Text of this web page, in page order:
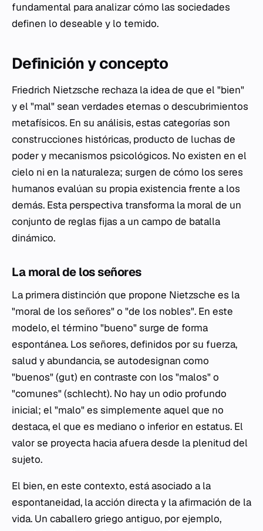
fundamental para analizar cómo las sociedades
definen lo deseable y lo temido.
Definición y concepto
Friedrich Nietzsche rechaza la idea de que el "bien"
y el "mal" sean verdades eternas o descubrimientos
metafísicos. En su análisis, estas categorías son
construcciones históricas, producto de luchas de
poder y mecanismos psicológicos. No existen en el
cielo ni en la naturaleza; surgen de cómo los seres
humanos evalúan su propia existencia frente a los
demás. Esta perspectiva transforma la moral de un
conjunto de reglas fijas a un campo de batalla
dinámico.
La moral de los señores
La primera distinción que propone Nietzsche es la
"moral de los señores" o "de los nobles". En este
modelo, el término "bueno" surge de forma
espontánea. Los señores, definidos por su fuerza,
salud y abundancia, se autodesignan como
"buenos" (gut) en contraste con los "malos" o
"comunes" (schlecht). No hay un odio profundo
inicial; el "malo" es simplemente aquel que no
destaca, el que es mediano o inferior en estatus. El
valor se proyecta hacia afuera desde la plenitud del
sujeto.
El bien, en este contexto, está asociado a la
espontaneidad, la acción directa y la afirmación de la
vida. Un caballero griego antiguo, por ejemplo,